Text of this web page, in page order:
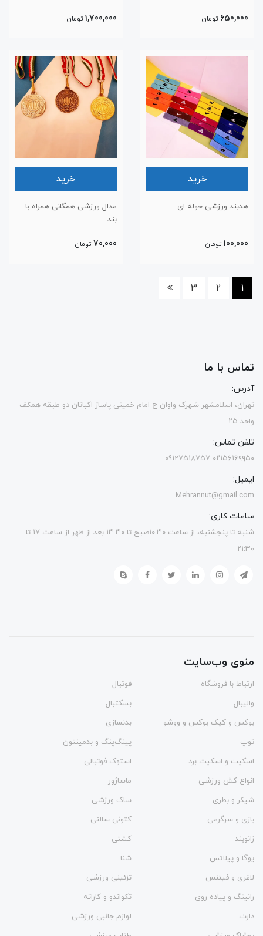
650,000 تومان 1,700,000 تومان
خرید
هدبند ورزشی حوله ای
100,000 تومان
خرید
مدال ورزشی همگانی همراه با
بند
70,000 تومان
1
2
3
تماس با ما
آدرس:
تهران، اسلامشهر شهرک واوان خ امام خمینی پاساژ اکباتان دو طبقه همکف
واحد ۲۵
تلفن تماس:
۰۲۱۵۶۱۶۹۹۵۰ 09127518757
ایمیل:
Mehrannut@gmail.com
ساعات کاری:
شنبه تا پنجشنبه، از ساعت ۱۰:۳۰صبح تا ۱۳.۳۰ بعد از ظهر از ساعت ۱۷ تا
۲۱:۳۰
منوی وب‌سایت
ارتباط با فروشگاه
فوتبال
والیبال
بسکتبال
بوکس و کیک بوکس و ووشو
بدنسازی
توپ
پینگ‌پنگ و بدمينتون
اسکیت و اسکیت برد
استوک فوتبالی
انواع کش ورزشی
ماساژور
شیکر و بطری
ساک ورزشی
بازی و سرگرمی
کتونی سالنی
زانوبند
کشتی
یوگا و پیلاتس
شنا
لاغری و فیتنس
تزئینی ورزشی
رانینگ و پیاده روی
تکواندو و کاراته
دارت
لوازم جانبی ورزشی